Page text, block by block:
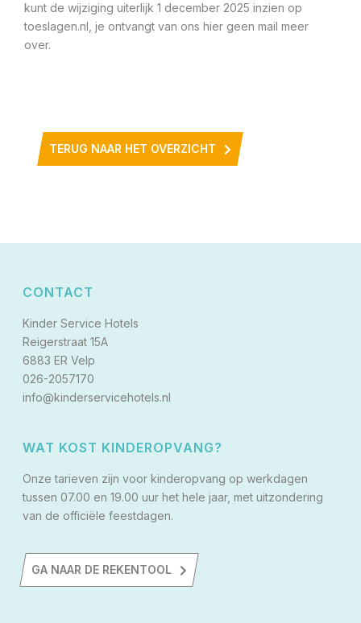
kunt de wijziging uiterlijk 1 december 2025 inzien op
toeslagen.nl, je ontvangt van ons hier geen mail meer
over.
TERUG NAAR HET OVERZICHT
CONTACT
Kinder Service Hotels
Reigerstraat 15A
6883 ER Velp
026-2057170
info@kinderservicehotels.nl
WAT KOST KINDEROPVANG?
Onze tarieven zijn voor kinderopvang op werkdagen
tussen 07.00 en 19.00 uur het hele jaar, met uitzondering
van de officiële feestdagen.
GA NAAR DE REKENTOOL